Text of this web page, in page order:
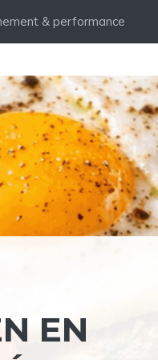
& performance
EN